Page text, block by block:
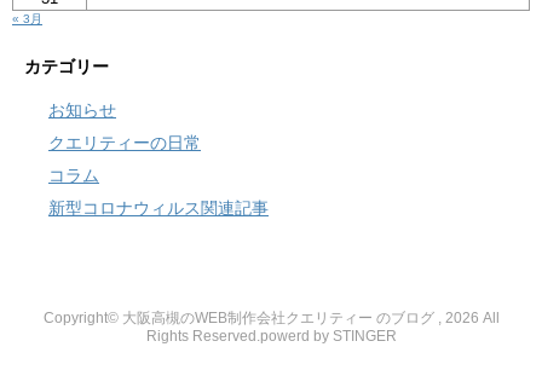
« 3月
カテゴリー
お知らせ
クエリティーの日常
コラム
新型コロナウィルス関連記事
Copyright© 大阪高槻のWEB制作会社クエリティー のブログ , 2026 All
Rights Reserved.powerd by STINGER